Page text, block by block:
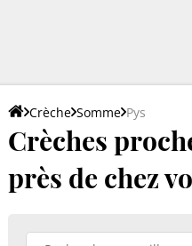
Crèche Somme Pys
Crèches
près de chez